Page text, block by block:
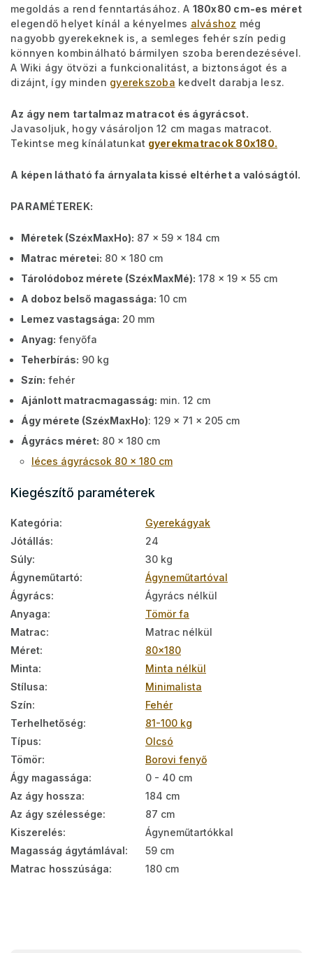
megoldás a rend fenntartásához. A 180x80 cm-es méret
elegendő helyet kínál a kényelmes alváshoz még
nagyobb gyerekeknek is, a semleges fehér szín pedig
könnyen kombinálható bármilyen szoba berendezésével.
A Wiki ágy ötvözi a funkcionalitást, a biztonságot és a
dizájnt, így minden gyerekszoba kedvelt darabja lesz.
Az ágy nem tartalmaz matracot és ágyrácsot.
Javasoljuk, hogy vásároljon 12 cm magas matracot.
Tekintse meg kínálatunkat gyerekmatracok 80x180.
A képen látható fa árnyalata kissé eltérhet a valóságtól.
PARAMÉTEREK:
Méretek (SzéxMaxHo): 87 x 59 x 184 cm
Matrac méretei: 80 x 180 cm
Tárolódoboz mérete (SzéxMaxMé): 178 x 19 x 55 cm
A doboz belső magassága: 10 cm
Lemez vastagsága: 20 mm
Anyag: fenyőfa
Teherbírás: 90 kg
Szín: fehér
Ajánlott matracmagasság: min. 12 cm
Ágy mérete (SzéxMaxHo): 129 x 71 x 205 cm
Ágyrács méret: 80 x 180 cm
léces ágyrácsok 80 x 180 cm
Kiegészítő paraméterek
Kategória:
Gyerekágyak
Jótállás:
24
Súly:
30 kg
Ágyneműtartó:
Ágyneműtartóval
Ágyrács:
Ágyrács nélkül
Anyaga:
Tömör fa
Matrac:
Matrac nélkül
Méret:
80x180
Minta:
Minta nélkül
Stílusa:
Minimalista
Szín:
Fehér
Terhelhetőség:
81-100 kg
Típus:
Olcsó
Tömör:
Borovi fenyő
Ágy magassága:
0 - 40 cm
Az ágy hossza:
184 cm
Az ágy szélessége:
87 cm
Kiszerelés:
Ágyneműtartókkal
Magasság ágytámlával:
59 cm
Matrac hosszúsága: 180 cm